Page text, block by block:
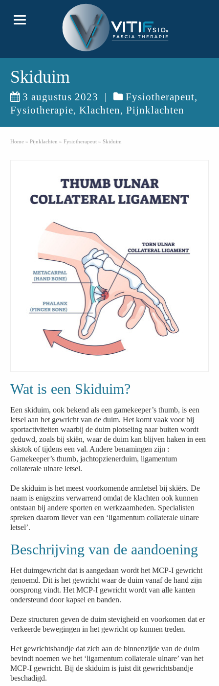
Skiduim
3 augustus 2023 | Fysiotherapeut,
Fysiotherapie,Klachten,Pijnklachten
Home » Pijnklachten » Fysiotherapeut » Skiduim
Wat is een Skiduim?
Een skiduim, ook bekend als een gamekeeper’s thumb, is een
letsel aan het gewricht van de duim. Het komt vaak voor bij
sportactiviteiten waarbij de duim plotseling naar buiten wordt
geduwd, zoals bij skiën, waar de duim kan blijven haken in een
skistok of tijdens een val. Andere benamingen zijn :
Gamekeeper’s thumb, jachtopzienerduim, ligamentum
collaterale ulnare letsel.
De skiduim is het meest voorkomende armletsel bij skiërs. De
naam is enigszins verwarrend omdat de klachten ook kunnen
ontstaan bij andere sporten en werkzaamheden. Specialisten
spreken daarom liever van een ‘ligamentum collaterale ulnare
letsel’.
Beschrijving van de aandoening
Het duimgewricht dat is aangedaan wordt het MCP-I gewricht
genoemd. Dit is het gewricht waar de duim vanaf de hand zijn
oorsprong vindt. Het MCP-I gewricht wordt van alle kanten
ondersteund door kapsel en banden.
Deze structuren geven de duim stevigheid en voorkomen dat er
verkeerde bewegingen in het gewricht op kunnen treden.
Het gewrichtsbandje dat zich aan de binnenzijde van de duim
bevindt noemen we het ‘ligamentum collaterale ulnare’ van het
MCP-I gewricht. Bij de skiduim is juist dit gewrichtsbandje
beschadigd.